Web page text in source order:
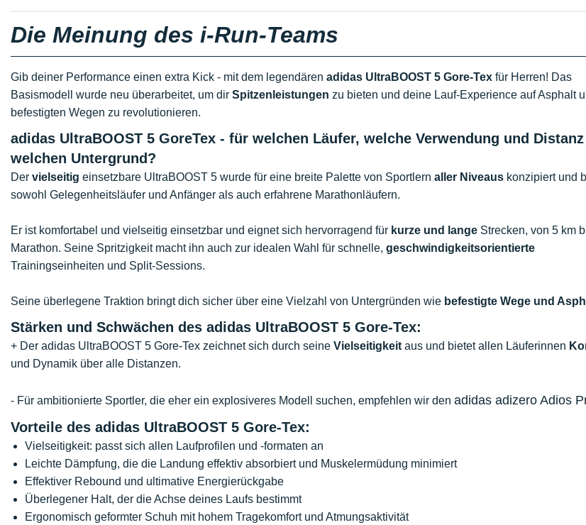
Die Meinung des i-Run-Teams
Gib deiner Performance einen extra Kick - mit dem legendären adidas UltraBOOST 5 Gore-Tex für Herren! Das
Basismodell wurde neu überarbeitet, um dir Spitzenleistungen zu bieten und deine Lauf-Experience auf Asphalt
befestigten Wegen zu revolutionieren.
adidas UltraBOOST 5 GoreTex - für welchen Läufer, welche Verwendung und Distanz
welchen Untergrund?
Der vielseitig einsetzbare UltraBOOST 5 wurde für eine breite Palette von Sportlern aller Niveaus konzipiert und
sowohl Gelegenheitsläufer und Anfänger als auch erfahrene Marathonläufern.
Er ist komfortabel und vielseitig einsetzbar und eignet sich hervorragend für kurze und lange Strecken, von 5 km
Marathon. Seine Spritzigkeit macht ihn auch zur idealen Wahl für schnelle, geschwindigkeitsorientierte
Trainingseinheiten und Split-Sessions.
Seine überlegene Traktion bringt dich sicher über eine Vielzahl von Untergründen wie befestigte Wege und
Stärken und Schwächen des adidas UltraBOOST 5 Gore-Tex:
+ Der adidas UltraBOOST 5 Gore-Tex zeichnet sich durch seine Vielseitigkeit aus und bietet allen Läuferinnen
und Dynamik über alle Distanzen.
- Für ambitionierte Sportler, die eher ein explosiveres Modell suchen, empfehlen wir den adidas adizero Adios
Vorteile des adidas UltraBOOST 5 Gore-Tex:
Vielseitigkeit: passt sich allen Laufprofilen und -formaten an
Leichte Dämpfung, die die Landung effektiv absorbiert und Muskelermüdung minimiert
Effektiver Rebound und ultimative Energierückgabe
Überlegener Halt, der die Achse deines Laufs bestimmt
Ergonomisch geformter Schuh mit hohem Tragekomfort und Atmungsaktivität